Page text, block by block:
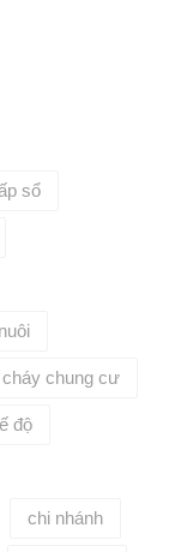
sổ
cháy chung cư
độ
chi nhánh